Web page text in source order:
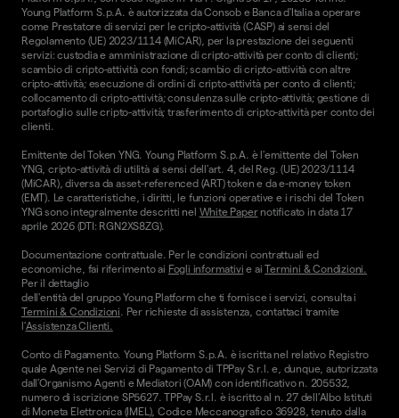
Young Platform S.p.A. è autorizzata da Consob e Banca d'Italia a operare
come Prestatore di servizi per le cripto-attività (CASP) ai sensi del
Regolamento (UE) 2023/1114 (MiCAR), per la prestazione dei seguenti
servizi: custodia e amministrazione di cripto-attività per conto di clienti;
scambio di cripto-attività con fondi; scambio di cripto-attività con altre
cripto-attività; esecuzione di ordini di cripto-attività per conto di clienti;
collocamento di cripto-attività; consulenza sulle cripto-attività; gestione di
portafoglio sulle cripto-attività; trasferimento di cripto-attività per conto dei
clienti.
Emittente del Token YNG. Young Platform S.p.A. è l'emittente del Token
YNG, cripto-attività di utilità ai sensi dell'art. 4, del Reg. (UE) 2023/1114
(MiCAR), diversa da asset-referenced (ART) token e da e-money token
(EMT). Le caratteristiche, i diritti, le funzioni operative e i rischi del Token
YNG sono integralmente descritti nel White Papernotificato in data 17
aprile 2026 (DTI: RGN2XS8ZG).
Documentazione contrattuale. Per le condizioni contrattuali ed
economiche, fai riferimento ai Fogli informativi e aiTermini & Condizioni.
Per il dettaglio
dell'entità del gruppo Young Platform che ti fornisce i servizi, consulta i
Termini & Condizioni. Per richieste di assistenza, contattaci tramite
l'Assistenza Clienti.
Conto di Pagamento. Young Platform S.p.A. è iscritta nel relativo Registro
quale Agente nei Servizi di Pagamento di TPPay S.r.l. e, dunque, autorizzata
dall’Organismo Agenti e Mediatori (OAM) con identificativo n. 205532,
numero di iscrizione SP5627. TPPay S.r.l. è iscritto al n. 27 dell’Albo Istituti
di Moneta Elettronica (IMEL), Codice Meccanografico 36928, tenuto dalla